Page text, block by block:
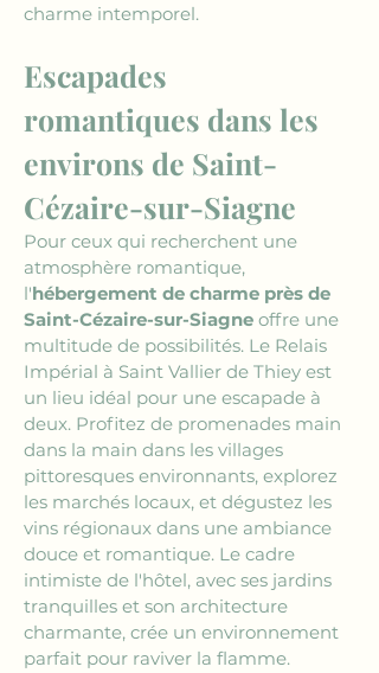
charme intemporel.
Escapades
romantiques dans les
environs de Saint-
Cézaire-sur-Siagne
Pour ceux qui recherchent une
atmosphère romantique,
l'hébergement de charme près de
Saint-Cézaire-sur-Siagne offre une
multitude de possibilités. Le Relais
Impérial à Saint Vallier de Thiey est
un lieu idéal pour une escapade à
deux. Profitez de promenades main
dans la main dans les villages
pittoresques environnants, explorez
les marchés locaux, et dégustez les
vins régionaux dans une ambiance
douce et romantique. Le cadre
intimiste de l'hôtel, avec ses jardins
tranquilles et son architecture
charmante, crée un environnement
parfait pour raviver la flamme.